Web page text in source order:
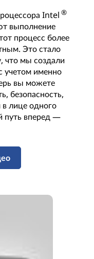
Intel ®
выполнение
процесс более
Это стало
что мы создали
учетом именно
вы можете
безопасность,
лице одного
путь вперед —